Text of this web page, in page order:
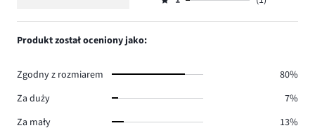
2,
Ocena
1,
Produkt został oceniony jako:
Zgodny z rozmiarem
80%
Za duży
7%
Za mały
13%